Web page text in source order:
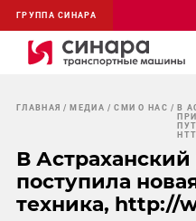
ГРУППА СИНАРА
ГЛАВНАЯ МЕДИА СМИ О НАС
В
В
поступила
техника, http://